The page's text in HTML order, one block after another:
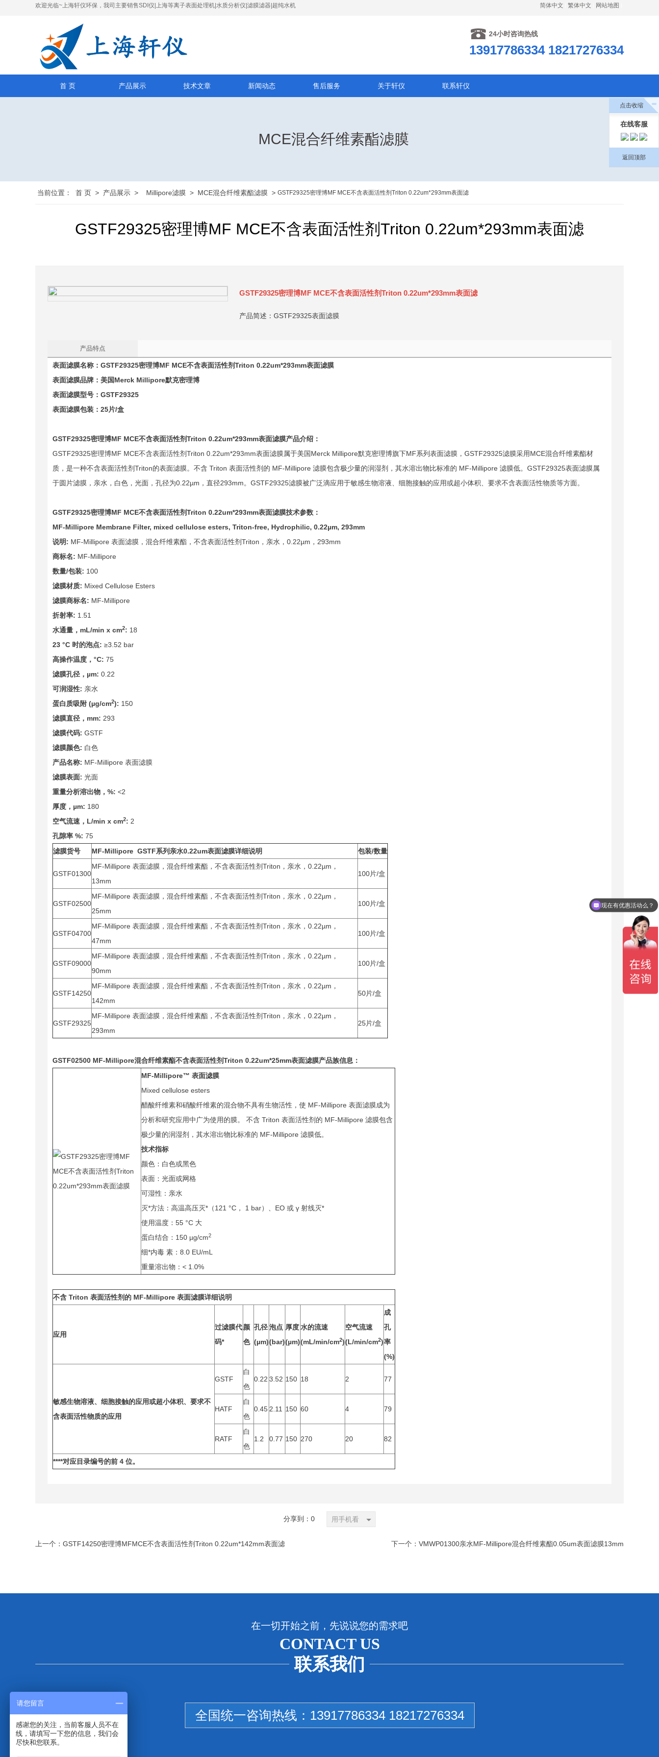
欢迎光临~上海轩仪环保，我司主要销售SDI仪|上海等离子表面处理机|水质分析仪|滤膜滤器|超纯水机 简体中文 繁体中文 网站地图
24小时咨询热线
13917786334 18217276334
首 页 产品展示 技术文章 新闻动态 售后服务 关于轩仪 联系轩仪
MCE混合纤维素酯滤膜
当前位置： 首 页 > 产品展示 > Millipore滤膜 > MCE混合纤维素酯滤膜 > GSTF29325密理博MF MCE不含表面活性剂Triton 0.22um*293mm表面滤
GSTF29325密理博MF MCE不含表面活性剂Triton 0.22um*293mm表面滤
GSTF29325密理博MF MCE不含表面活性剂Triton 0.22um*293mm表面滤
产品简述：GSTF29325表面滤膜
产品特点
表面滤膜名称： GSTF29325密理博MF MCE不含表面活性剂Triton 0.22um*293mm表面滤膜
表面滤膜品牌：美国Merck Millipore默克密理博
表面滤膜型号：GSTF29325
表面滤膜包装：25片/盒
GSTF29325密理博MF MCE不含表面活性剂Triton 0.22um*293mm表面滤膜产品介绍：
GSTF29325密理博MF MCE不含表面活性剂Triton 0.22um*293mm表面滤膜属于美国Merck Millipore默克密理博旗下MF系列表面滤膜，GSTF29325滤膜采用MCE混合纤维素酯材
质，是一种不含表面活性剂Triton的表面滤膜。不含 Triton 表面活性剂的 MF-Millipore 滤膜包含极少量的润湿剂，其水溶出物比标准的 MF-Millipore 滤膜低。GSTF29325表面滤膜属
于圆片滤膜，亲水，白色，光面，孔径为0.22µm，直径293mm。GSTF29325滤膜被广泛滴应用于敏感生物溶液、细胞接触的应用或超小体积、要求不含表面活性物质等方面。
GSTF29325密理博MF MCE不含表面活性剂Triton 0.22um*293mm表面滤膜技术参数：
MF-Millipore Membrane Filter, mixed cellulose esters, Triton-free, Hydrophilic, 0.22µm, 293mm
说明: MF-Millipore 表面滤膜，混合纤维素酯，不含表面活性剂Triton，亲水，0.22µm，293mm
商标名: MF-Millipore
数量/包装: 100
滤膜材质: Mixed Cellulose Esters
滤膜商标名: MF-Millipore
折射率: 1.51
水通量，mL/min x cm2: 18
23 °C 时的泡点: ≥3.52 bar
高操作温度，°C: 75
滤膜孔径，µm: 0.22
可润湿性: 亲水
蛋白质吸附 (µg/cm2): 150
滤膜直径，mm: 293
滤膜代码: GSTF
滤膜颜色: 白色
产品名称: MF-Millipore 表面滤膜
滤膜表面: 光面
重量分析溶出物，%: <2
厚度，µm: 180
空气流速，L/min x cm2: 2
孔隙率 %: 75
滤膜货号
MF-Millipore GSTF系列亲水0.22um表面滤膜详细说明 包装/数量
GSTF01300
MF-Millipore 表面滤膜，混合纤维素酯，不含表面活性剂Triton，亲水，0.22µm，
13mm
100片/盒
GSTF02500
MF-Millipore 表面滤膜，混合纤维素酯，不含表面活性剂Triton，亲水，0.22µm，
25mm
100片/盒
GSTF04700
MF-Millipore 表面滤膜，混合纤维素酯，不含表面活性剂Triton，亲水，0.22µm，
47mm
100片/盒
GSTF09000
MF-Millipore 表面滤膜，混合纤维素酯，不含表面活性剂Triton，亲水，0.22µm，
90mm
100片/盒
GSTF14250
MF-Millipore 表面滤膜，混合纤维素酯，不含表面活性剂Triton，亲水，0.22µm，
142mm
50片/盒
GSTF29325
MF-Millipore 表面滤膜，混合纤维素酯，不含表面活性剂Triton，亲水，0.22µm，
293mm
25片/盒
GSTF02500 MF-Millipore混合纤维素酯不含表面活性剂Triton 0.22um*25mm表面滤膜产品族信息：
MF-Millipore™ 表面滤膜
Mixed cellulose esters
醋酸纤维素和硝酸纤维素的混合物不具有生物活性，使 MF-Millipore 表面滤膜成为
分析和研究应用中广为使用的膜。 不含 Triton 表面活性剂的 MF-Millipore 滤膜包含
极少量的润湿剂，其水溶出物比标准的 MF-Millipore 滤膜低。
技术指标
颜色：白色或黑色
表面：光面或网格
可湿性：亲水
灭*方法：高温高压灭*（121 °C， 1 bar）、EO 或 γ 射线灭*
使用温度：55 °C 大
蛋白结合：150 µg/cm2
细*内毒 素：8.0 EU/mL
重量溶出物：< 1.0%
不含 Triton 表面活性剂的 MF-Millipore 表面滤膜详细说明
应用
过滤膜代
码*
颜
色
孔径
(µm)
泡点
(bar)
厚度
(µm)
水的流速
(mL/min/cm2)
空气流速
(L/min/cm2)
成
孔
率
(%)
敏感生物溶液、细胞接触的应用或超小体积、要求不
含表面活性物质的应用
GSTF
白
色
0.22 3.52 150 18 2 77
HATF
白
色
0.452.11 150 60 4 79
RATF
白
色
1.2 0.77 150 270 20 82
****对应目录编号的前 4 位。
分享到： 0 用手机看
上一个： GSTF14250密理博MFMCE不含表面活性剂Triton 0.22um*142mm表面滤 下一个： VMWP01300亲水MF-Millipore混合纤维素酯0.05um表面滤膜13mm
在一切开始之前，先说说您的需求吧
CONTACT US
联系我们
全国统一咨询热线： 13917786334 18217276334
点击收缩
在线客服
返回顶部
现在有优惠活动么？
请您留言
感谢您的关注，当前客服人员不在
线，请填写一下您的信息，我们会
尽快和您联系。